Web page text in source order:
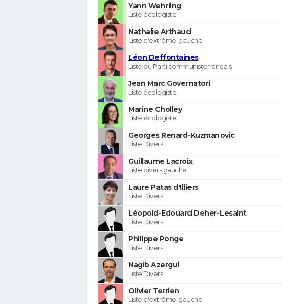
Yann Wehrling
Liste écologiste
Nathalie Arthaud
Liste d'extrême-gauche
Léon Deffontaines
Liste du Parti communiste français
Jean Marc Governatori
Liste écologiste
Marine Cholley
Liste écologiste
Georges Renard-Kuzmanovic
Liste Divers
Guillaume Lacroix
Liste divers gauche
Laure Patas d'Illiers
Liste Divers
Léopold-Edouard Deher-Lesaint
Liste Divers
Philippe Ponge
Liste Divers
Nagib Azergui
Liste Divers
Olivier Terrien
Liste d'extrême-gauche